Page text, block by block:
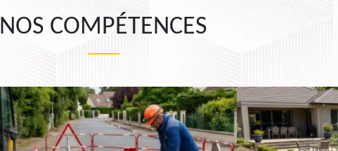
NOS COMPÉTENCES